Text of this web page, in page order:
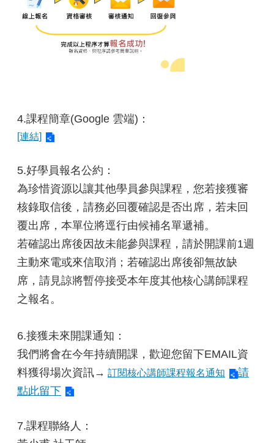
4.課程簡章(Google 雲端)：
[連結]
5.好學員報名公約：
為珍惜資源以讓其他學員參與課程，您若接獲審
核錄取信後，請務必回覆確認是否出席，若未回
覆出席，本單位將逕行由候補名單遞補。
若確認出席後因故未能參與課程，請於開課前1週
主動來電或來信取消；若確認出席後卻無故缺
席，請見諒將暫停接受本年度其他核心講師課程
之報名。
6.接獲未來開課通知：
我們將會在今年持續開課，歡迎您留下EMAIL資
料獲得場次資訊→ 訂閱核心講師課程報名通知
請
點此留下
7.課程聯絡人：